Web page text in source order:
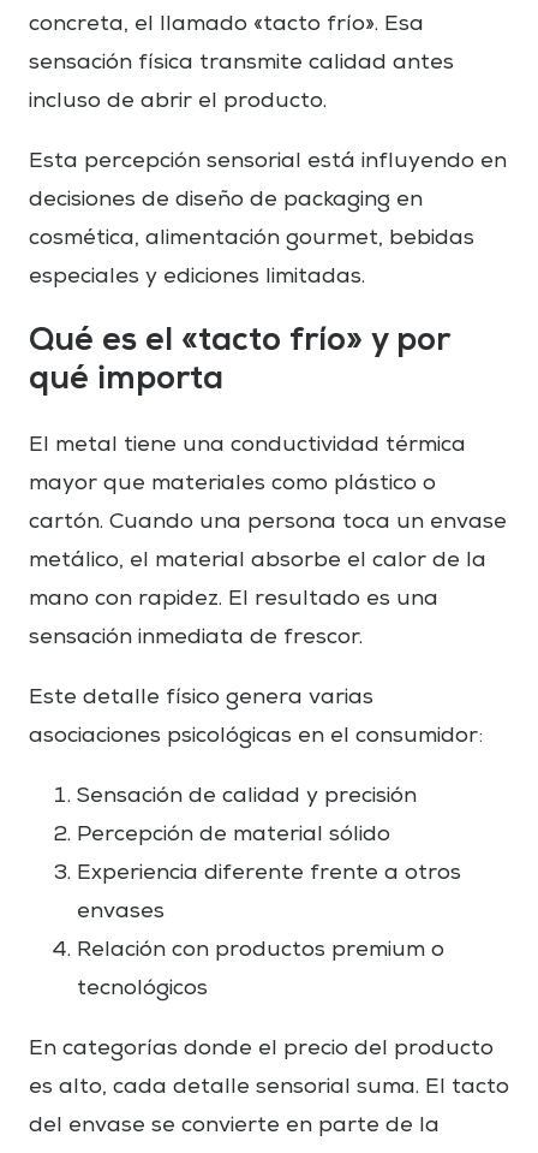
concreta, el llamado «tacto frío». Esa
sensación física transmite calidad antes
incluso de abrir el producto.
Esta percepción sensorial está influyendo en
decisiones de diseño de packaging en
cosmética, alimentación gourmet, bebidas
especiales y ediciones limitadas.
Qué es el «tacto frío» y por
qué importa
El metal tiene una conductividad térmica
mayor que materiales como plástico o
cartón. Cuando una persona toca un envase
metálico, el material absorbe el calor de la
mano con rapidez. El resultado es una
sensación inmediata de frescor.
Este detalle físico genera varias
asociaciones psicológicas en el consumidor:
Sensación de calidad y precisión
Percepción de material sólido
Experiencia diferente frente a otros
envases
Relación con productos premium o
tecnológicos
En categorías donde el precio del producto
es alto, cada detalle sensorial suma. El tacto
del envase se convierte en parte de la